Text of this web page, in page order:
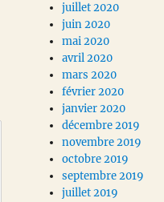
juillet 2020
juin 2020
mai 2020
avril 2020
mars 2020
février 2020
janvier 2020
décembre 2019
novembre 2019
octobre 2019
septembre 2019
juillet 2019